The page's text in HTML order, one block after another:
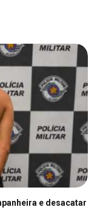
e desacatar